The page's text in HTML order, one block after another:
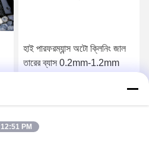
হাই পারফরম্যান্স অটো ক্লিনিং জাল
তারের ব্যাস 0.2mm-1.2mm
12:51 PM